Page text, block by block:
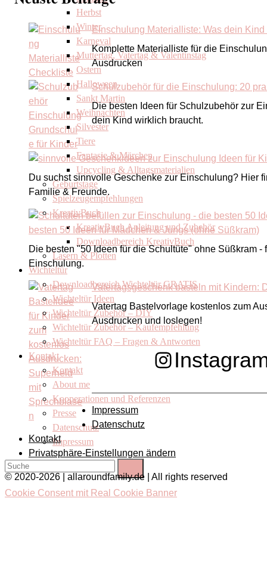
Herbst
Winter
Karneval
Muttertag, Vatertag & Valentinstag
Ostern
Halloween
Sankt Martin
Weihnachten
Silvester
Tiere
Fantasie & Märchen
Upcycling & Alltagsmaterialien
Geburtstage
Spielzeugempfehlungen
KreativBuch
KreativBuch Anleitung und Zubehör
Downloadbereich KreativBuch
Lasern & Plotten
Wichteltür
Downloadbereich Wichteltür GRATIS
Wichteltür Ideen
Wichteltür Zubehör – DIY
Wichteltür Zubehör – Kaufempfehlung
Wichteltür FAQ – Fragen & Antworten
Kontakt
Kontakt
About me
Kooperationen und Referenzen
Presse
Datenschutz
Impressum
Einschulung Materialliste: Was dein
Komplette Materialliste für die
Ausdrucken
Schulzubehör für die Einschulung: 20
Die besten Ideen für Schulzubehör zur
dein Kind wirklich braucht.
Du suchst sinnvolle Geschenke zur Einschulung? Hier
Familie & Freunde.
besten 50 Ideen für Mädchen & Jungs (ohne Süßkram)
Die besten "50 Ideen für die Schultüte" ohne Süßkram
Einschulung.
Vatertagsgeschenk basteln mit Kindern:
Vatertag Bastelvorlage kostenlos zum
Ausdrucken und loslegen!
Impressum
Datenschutz
Kontakt
Privatsphäre-Einstellungen ändern
© 2020-2026 | allaroundfamily.de | All rights reserved
Cookie Consent mit Real Cookie Banner